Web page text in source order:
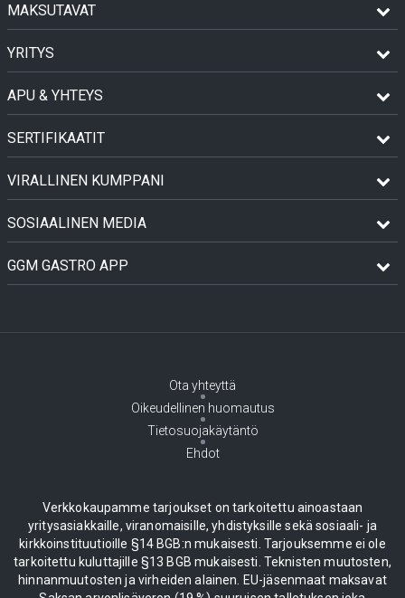
MAKSUTAVAT
YRITYS
APU & YHTEYS
SERTIFIKAATIT
VIRALLINEN KUMPPANI
SOSIAALINEN MEDIA
GGM GASTRO APP
Ota yhteyttä
Oikeudellinen huomautus
Tietosuojakäytäntö
Ehdot
Verkkokaupamme tarjoukset on tarkoitettu ainoastaan
yritysasiakkaille, viranomaisille, yhdistyksille sekä sosiaali- ja
kirkkoinstituutioille §14 BGB:n mukaisesti. Tarjouksemme ei ole
tarkoitettu kuluttajille §13 BGB mukaisesti. Teknisten muutosten,
hinnanmuutosten ja virheiden alainen. EU-jäsenmaat maksavat